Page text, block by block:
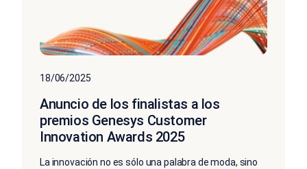
18/06/2025
Anuncio de los finalistas a los
premios Genesys Customer
Innovation Awards 2025
La innovación no es sólo una palabra de moda, sino